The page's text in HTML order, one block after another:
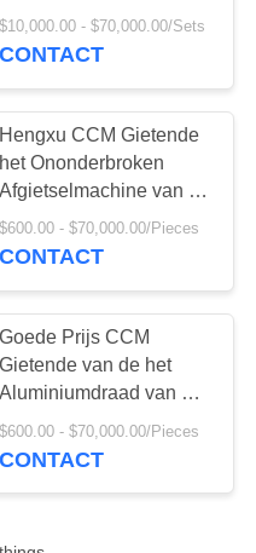
Ononderbroken
Afgietsel voor Staal
$10,000.00 - $70,000.00/Sets
CONTACT
Hengxu CCM Gietende
het Ononderbroken
Afgietselmachine van de
Machine hihg kwaliteit
$600.00 - $70,000.00/Pieces
CONTACT
Goede Prijs CCM
Gietende van de het
Aluminiumdraad van het
Machinekoper de Kabel
Rolling Productielijn
$600.00 - $70,000.00/Pieces
CONTACT